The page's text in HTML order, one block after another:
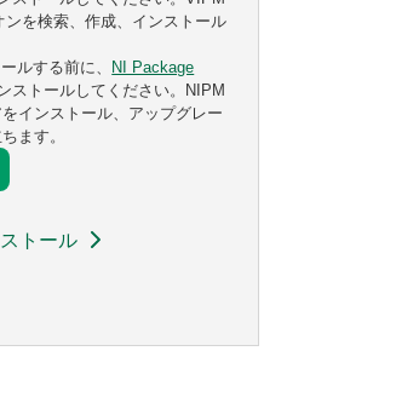
ンを検索、作成、インストール
ルする前に、 NI Package
ストールしてください。NIPM
インストール、アップグレー
ます。
トール